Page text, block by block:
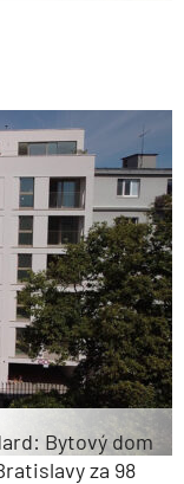
Bytový dom
za 98